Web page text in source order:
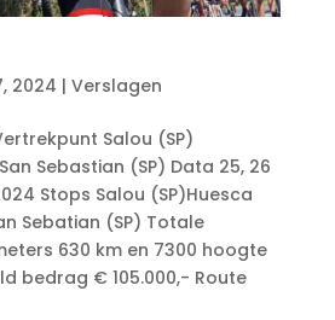
2024 | Verslagen
Salou (SP)
Sebastian (SP) Data 25, 26
Stops Salou (SP)Huesca
Sebatian (SP) Totale
630 km en 7300 hoogte
bedrag € 105.000,- Route